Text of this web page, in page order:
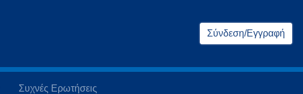
Σύνδεση/Εγγραφή
Συχνές Ερωτήσεις